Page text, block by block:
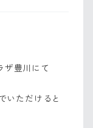
ザ豊川にて
いただけると